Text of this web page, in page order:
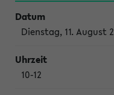
Dienstag, 11. August
10-12